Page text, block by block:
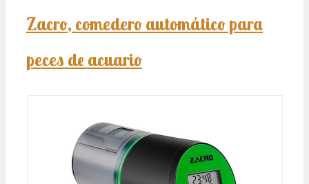
Zacro, comedero automático para
peces de acuario